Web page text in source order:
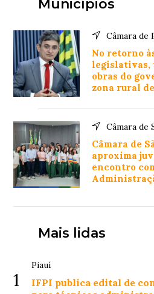
Municípios
Câmara de
No retorno
legislativas,
obras do
zona rural
Câmara de
Câmara de
aproxima
encontro
Mais lidas
1
Piauí
IFPI publica edital de